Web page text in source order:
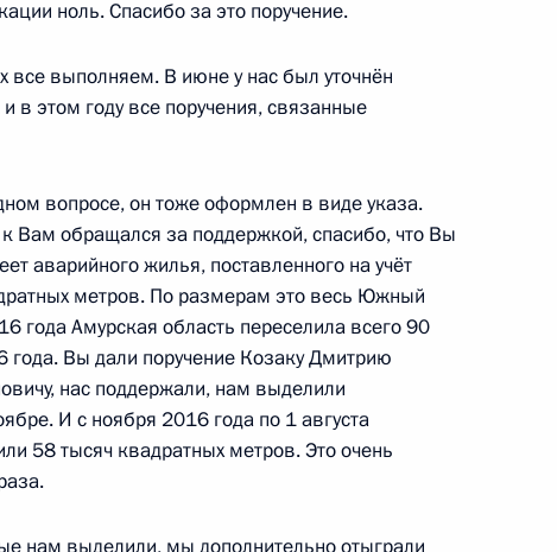
Всемирного конгресса
ноль. Спасибо за это поручение.
все выполняем. В июне у нас был уточнён
этом году все поручения, связанные
вопросе, он тоже оформлен в виде указа.
Вам обращался за поддержкой, спасибо, что Вы
аварийного жилья, поставленного на учёт
метров. По размерам это весь Южный
года Амурская область переселила всего 90
Вы дали поручение Козаку Дмитрию
нас поддержали, нам выделили
И с ноября 2016 года по 1 августа
58 тысяч квадратных метров. Это очень
нам выделили, мы дополнительно отыграли